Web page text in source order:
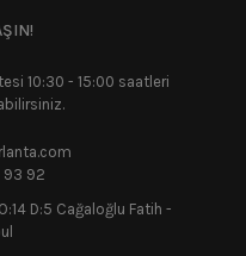
10:30 - 15:00 saatleri
93 92
D:5 Cağaloğlu Fatih -